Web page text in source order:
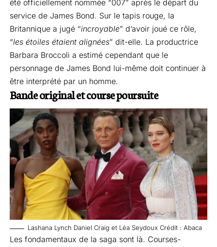
été officiellement nommée “007” après le départ du
service de James Bond. Sur le tapis rouge, la
Britannique a jugé “incroyable” d’avoir joué ce rôle,
“les étoiles étaient alignées” dit-elle. La productrice
Barbara Broccoli a estimé cependant que le
personnage de James Bond lui-même doit continuer à
être interprété par un homme.
Bande original et course poursuite
Lashana Lynch Daniel Craig et Léa Seydoux Crédit : Abaca
Les fondamentaux de la saga sont là. Courses-